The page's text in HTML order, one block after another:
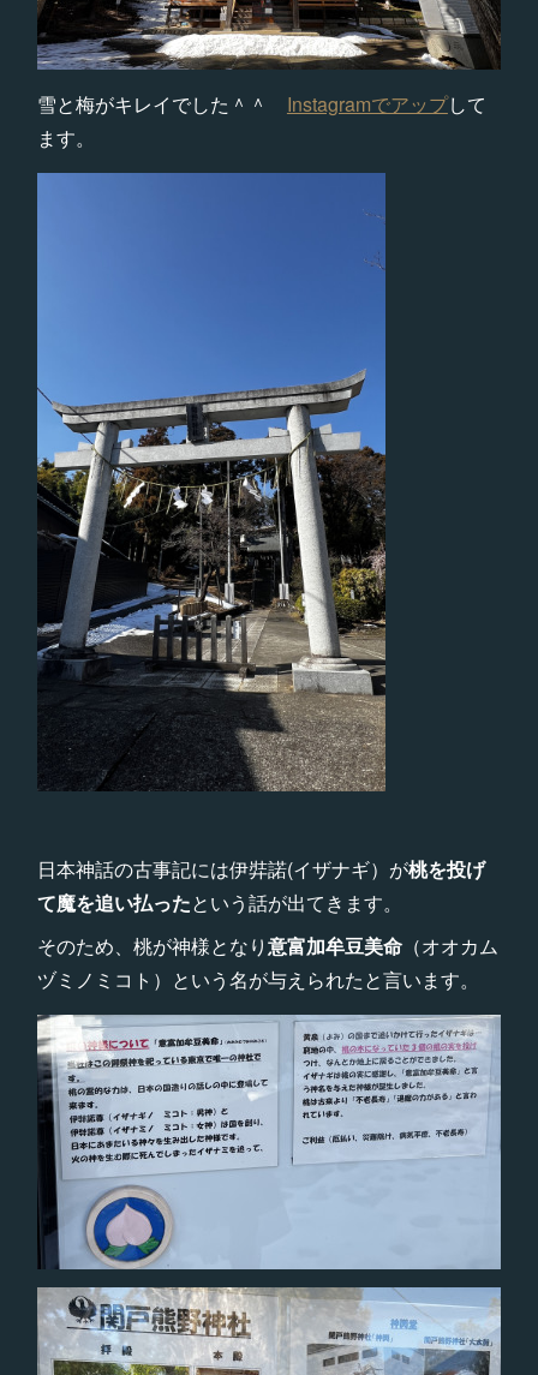
雪と梅がキレイでした＾＾ Instagramでアップして
ます。
日本神話の古事記には伊弉諾(イザナギ）が桃を投げ
て魔を追い払ったという話が出てきます。
そのため、桃が神様となり意富加牟豆美命（オオカム
ヅミノミコト）という名が与えられたと言います。